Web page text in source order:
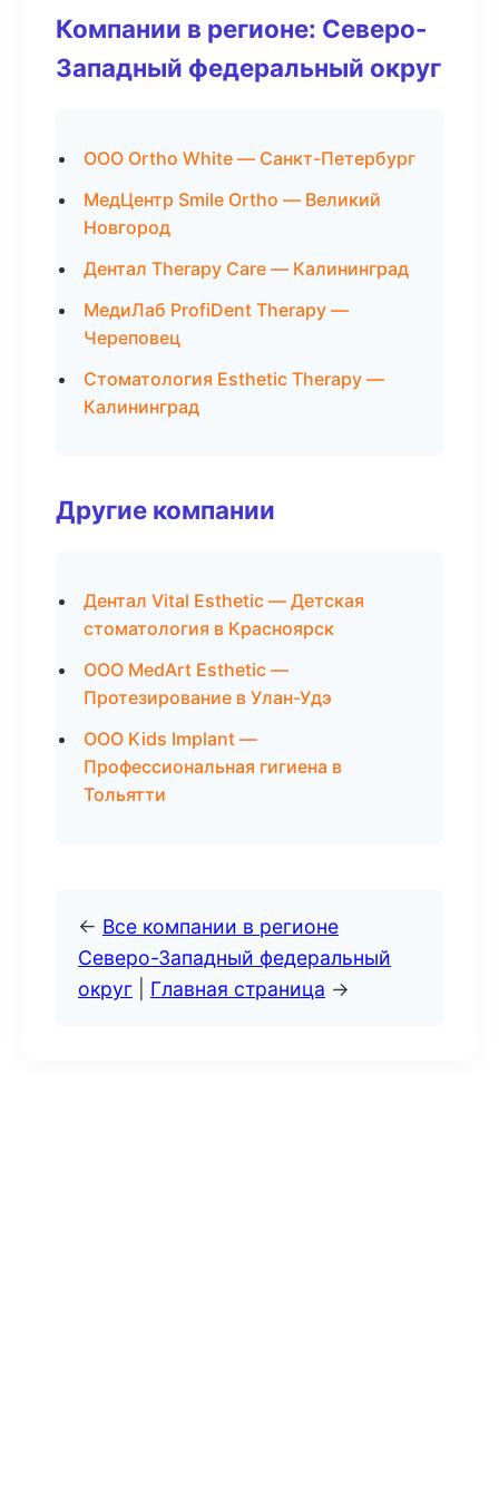
Компании в регионе: Северо-
Западный федеральный округ
ООО Ortho White — Санкт-Петербург
МедЦентр Smile Ortho — Великий
Новгород
Дентал Therapy Care — Калининград
МедиЛаб ProfiDent Therapy —
Череповец
Стоматология Esthetic Therapy —
Калининград
Другие компании
Дентал Vital Esthetic — Детская
стоматология в Красноярск
ООО MedArt Esthetic —
Протезирование в Улан-Удэ
ООО Kids Implant —
Профессиональная гигиена в
Тольятти
← Все компании в регионе
Северо-Западный федеральный
округ
Главная страница →